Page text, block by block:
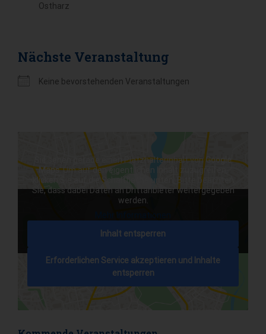
Ostharz
Nächste Veranstaltung
Keine bevorstehenden Veranstaltungen
Sie sehen gerade einen Platzhalterinhalt vonGoogle
Maps. Um auf den eigentlichen Inhalt zuzugreifen,
klicken Sie auf die Schaltfläche unten. Bitte beachten
Sie, dass dabei Daten an Drittanbieter weitergegeben
werden.
Mehr Informationen
Inhalt entsperren
Erforderlichen Service akzeptieren und Inhalte
entsperren